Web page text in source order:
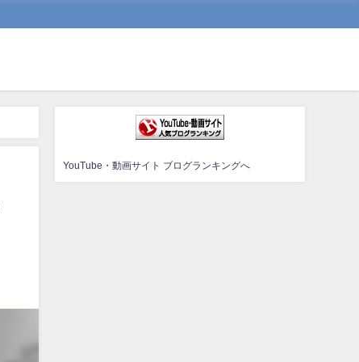
YouTube・動画サイト ブログランキングへ